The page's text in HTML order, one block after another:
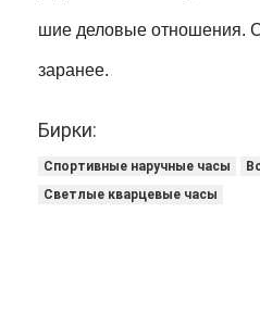
шие деловые отношения.
заранее.
Бирки:
Спортивные наручные часы
Светлые кварцевые часы